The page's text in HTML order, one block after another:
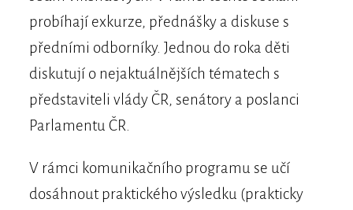
probíhají exkurze, přednášky a diskuse s
předními odborníky. Jednou do roka děti
diskutují o nejaktuálnějších tématech s
představiteli vlády ČR, senátory a poslanci
Parlamentu ČR.
V rámci komunikačního programu se učí
dosáhnout praktického výsledku (prakticky